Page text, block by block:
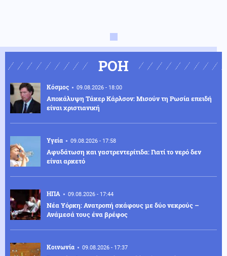
ΡΟΗ
Κόσμος 09.08.2026 - 18:00
Αποκάλυψη Τάκερ Κάρλσον: Μισούν τη Ρωσία επειδή
είναι χριστιανική
Υγεία 09.08.2026 - 17:58
Αφυδάτωση και γαστρεντερίτιδα: Γιατί το νερό δεν
είναι αρκετό
ΗΠΑ 09.08.2026 - 17:44
Νέα Υόρκη: Ανατροπή σκάφους με δύο νεκρούς –
Ανάμεσά τους ένα βρέφος
Κοινωνία 09.08.2026 - 17:37